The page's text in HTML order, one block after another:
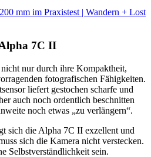
mm im Praxistest | Wandern + Lost
7C II
nur durch ihre Kompaktheit,
fotografischen Fähigkeiten.
liefert gestochen scharfe und
auch noch ordentlich beschnitten
noch etwas „zu verlängern“.
sich die Alpha 7C II exzellent und
sich die Kamera nicht verstecken.
Selbstverständlichkeit sein.